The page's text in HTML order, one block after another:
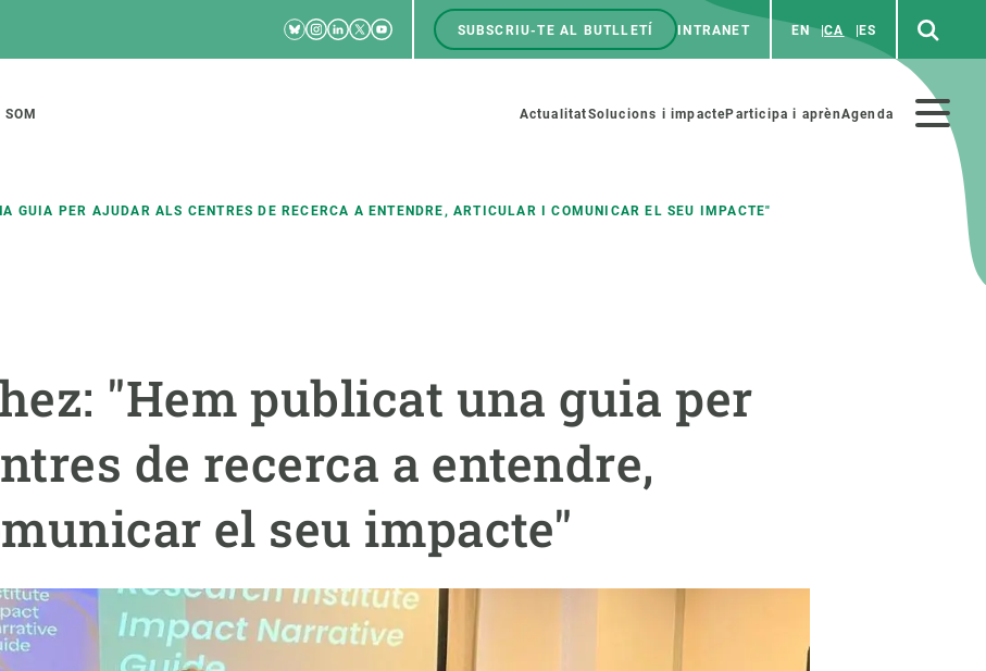
RRSS
Bluesky
Instagram
Linkedin
TwitterYoutube
Menú
SUBSCRIU-TE AL BUTLLETÍ INTRANET EN CA ES
Menú
secundario
ActualitatSolucions i impacteParticipa i aprènAgenda
GUIA PER AJUDAR ALS CENTRES DE RECERCA A ENTENDRE, ARTICULAR I COMUNICAR EL SEU IMPACTE"
"Hem publicat una guia per
de recerca a entendre,
el seu impacte"
ecosistemes
Solucions
Política i gestió
Oportunitats acadèmiques
Demana la teva MSCA-PF
Demana la teva beca ERC
Vine de visitant o sabàtic
Segell de bones pràctiques HRS4R
Un lloc on créixer
Desenvolupament de carrera
Seminaris i activitats internes
Fes ciència amb nosaltres
Materials educatius
COL·LABORA
Esdeveniments anteriors
Actualitat